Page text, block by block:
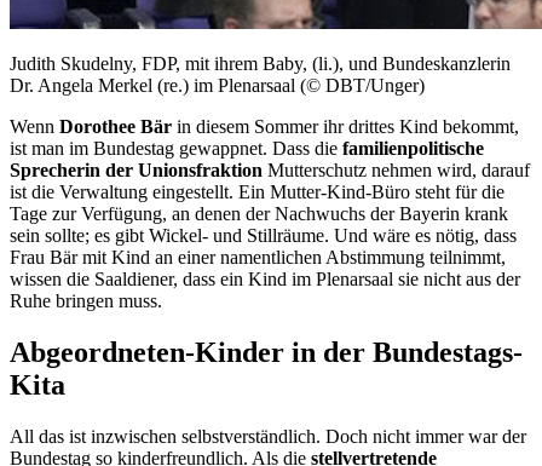
Judith Skudelny, FDP, mit ihrem Baby, (li.), und Bundeskanzlerin
Dr. Angela Merkel (re.) im Plenarsaal (© DBT/Unger)
Wenn Dorothee Bär in diesem Sommer ihr drittes Kind bekommt,
ist man im Bundestag gewappnet. Dass die familienpolitische
Sprecherin der Unionsfraktion Mutterschutz nehmen wird, darauf
ist die Verwaltung eingestellt. Ein Mutter-Kind-Büro steht für die
Tage zur Verfügung, an denen der Nachwuchs der Bayerin krank
sein sollte; es gibt Wickel- und Stillräume. Und wäre es nötig, dass
Frau Bär mit Kind an einer namentlichen Abstimmung teilnimmt,
wissen die Saaldiener, dass ein Kind im Plenarsaal sie nicht aus der
Ruhe bringen muss.
Abgeordneten-Kinder in der Bundestags-
Kita
All das ist inzwischen selbstverständlich. Doch nicht immer war der
Bundestag so kinderfreundlich. Als die stellvertretende